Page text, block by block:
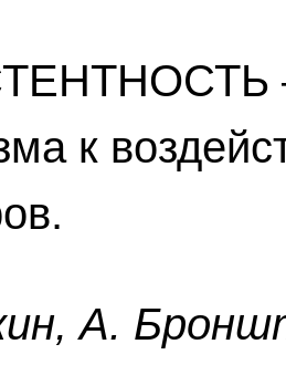
к
A.